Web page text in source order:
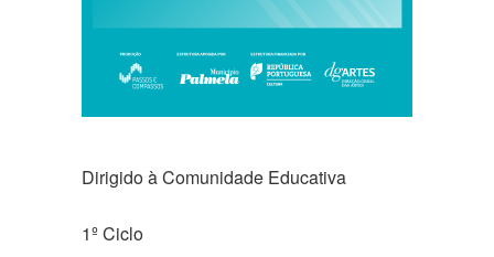
Dirigido à Comunidade Educativa
1º Ciclo